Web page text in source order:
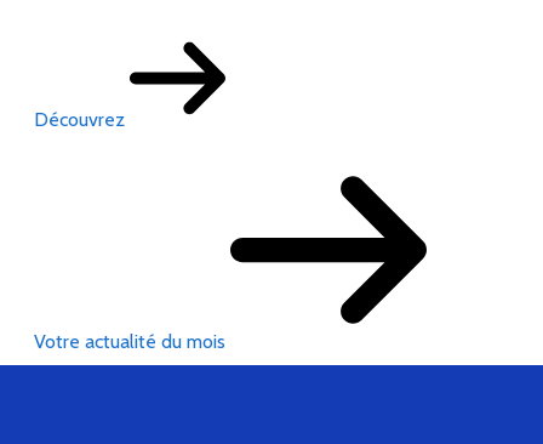
Découvrez
Votre actualité du mois